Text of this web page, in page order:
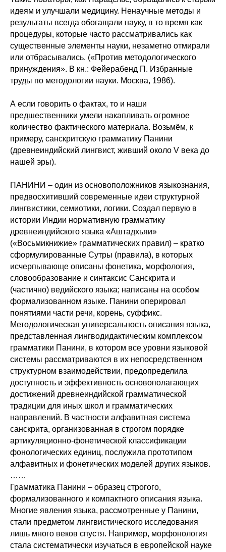
идеям и улучшали медицину. Ненаучные методы и
результаты всегда обогащали науку, в то время как
процедуры, которые часто рассматривались как
существенные элементы науки, незаметно отмирали
или отбрасывались. («Против методологического
принуждения». В кн.: Фейерабенд П. Избранные
труды по методологии науки. Москва, 1986).
А если говорить о фактах, то и наши
предшественники умели накапливать огромное
количество фактического материала. Возьмём, к
примеру, санскритскую грамматику Панини
(древнеиндийский лингвист, живший около V века до
нашей эры).
ПАНИНИ – один из основоположников языкознания,
предвосхитивший современные идеи структурной
лингвистики, семиотики, логики. Создал первую в
истории Индии нормативную грамматику
древнеиндийского языка «Аштадхьяи»
(«Восьмикнижие» грамматических правил) – кратко
сформулированные Сутры (правила), в которых
исчерпывающе описаны фонетика, морфология,
словообразование и синтаксис Санскрита и
(частично) ведийского языка; написаны на особом
формализованном языке. Панини оперировал
понятиями части речи, корень, суффикс.
Методологическая универсальность описания языка,
представленная лингводидактическим комплексом
грамматики Панини, в котором все уровни языковой
системы рассматриваются в их непосредственном
структурном взаимодействии, предопределила
доступность и эффективность основополагающих
достижений древнеиндийской грамматической
традиции для иных школ и грамматических
направлений. В частности алфавитная система
санскрита, организованная в строгом порядке
артикуляционно-фонетической классификации
фонологических единиц, послужила прототипом
алфавитных и фонетических моделей других языков.
……
Грамматика Панини – образец строгого,
формализованного и компактного описания языка.
Многие явления языка, рассмотренные у Панини,
стали предметом лингвистического исследования
лишь много веков спустя. Например, морфонология
стала систематически изучаться в европейской науке